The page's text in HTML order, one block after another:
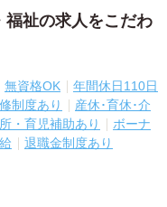
祉の求人をこだわ
無資格OK
年間休日110日
制度あり
産休･育休･介
・育児補助あり
ボーナ
退職金制度あり